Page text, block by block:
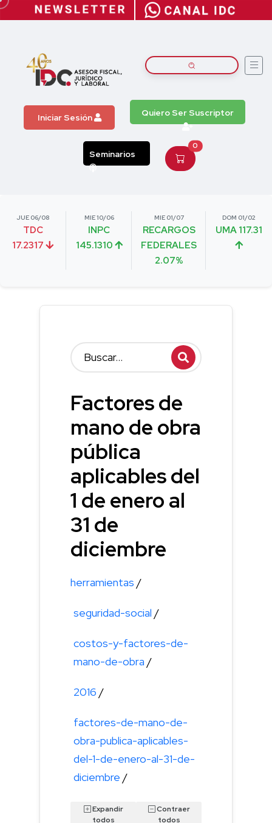
Iniciar Sesión Quiero Ser Suscriptor
Seminarios
0
JUE 06/08
TDC
17.2317
MIE 10/06
INPC
145.1310
MIE 01/07
RECARGOS
FEDERALES
2.07%
DOM 01/02
UMA 117.31
Factores de
mano de obra
pública
aplicables del
1 de enero al
31 de
diciembre
herramientas /
seguridad-social /
costos-y-factores-de-
mano-de-obra /
2016 /
factores-de-mano-de-
obra-publica-aplicables-
del-1-de-enero-al-31-de-
diciembre /
Expandir
todos
Contraer
todos